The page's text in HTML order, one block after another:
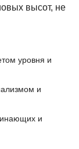
высот, не
уровня и
и
и